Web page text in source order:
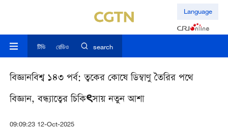
Language
টিভি রেডিও search
বিজ্ঞানবিশ্ব ১৪৩ পর্ব: ত্বকের কোষে ডিম্বাণু তৈরির পথে
বিজ্ঞান, বন্ধ্যাত্বের চিকিৎসায় নতুন আশা
09:09:23 12-Oct-2025